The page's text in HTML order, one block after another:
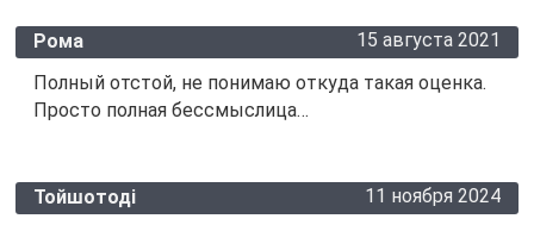
Рома
15 августа 2021
Полный отстой, не понимаю откуда такая оценка.
Просто полная бессмыслица…
Тойшотоді
11 ноября 2024